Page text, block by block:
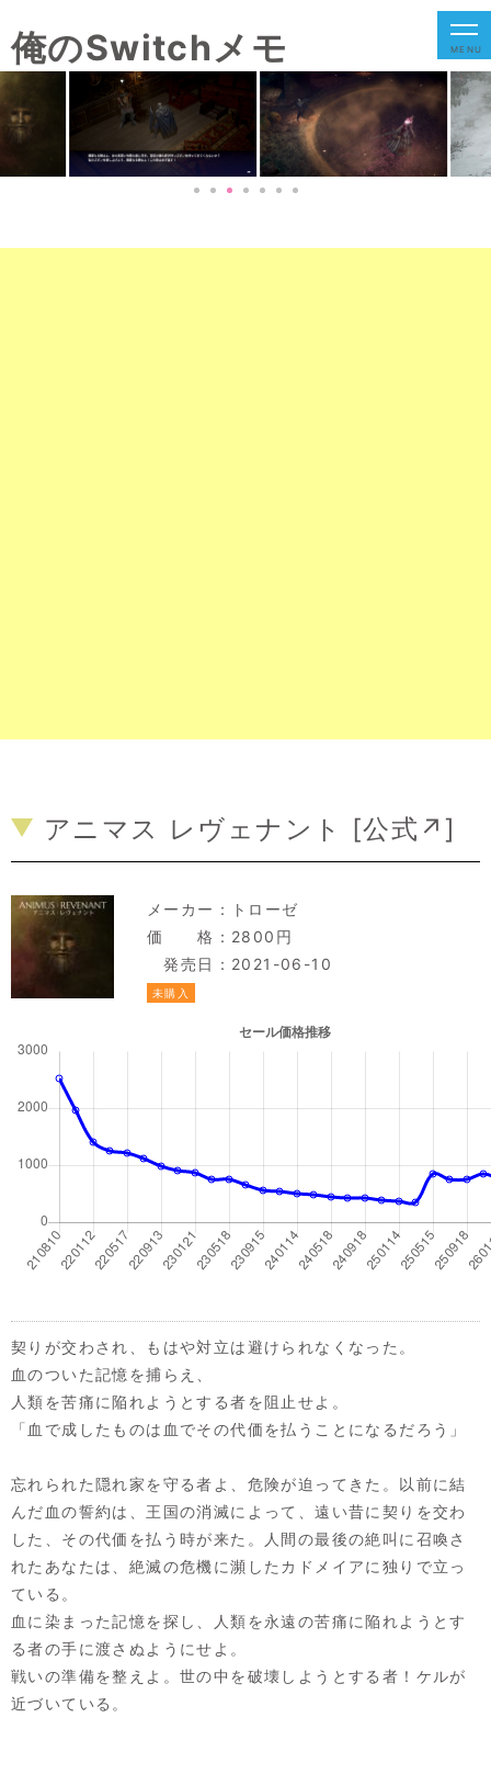
俺のSwitchメモ MENU
アニマス レヴェナント [公式↗]
メーカー：
トローゼ
価 格：2800円
発売日：2021-06-10
未購入
契りが交わされ、もはや対立は避けられなくなった。
血のついた記憶を捕らえ、
人類を苦痛に陥れようとする者を阻止せよ。
「血で成したものは血でその代価を払うことになるだろう」
忘れられた隠れ家を守る者よ、危険が迫ってきた。以前に結
んだ血の誓約は、王国の消滅によって、遠い昔に契りを交わ
した、その代価を払う時が来た。人間の最後の絶叫に召喚さ
れたあなたは、絶滅の危機に瀕したカドメイアに独りで立っ
ている。
血に染まった記憶を探し、人類を永遠の苦痛に陥れようとす
る者の手に渡さぬようにせよ。
戦いの準備を整えよ。世の中を破壊しようとする者！ケルが
近づいている。